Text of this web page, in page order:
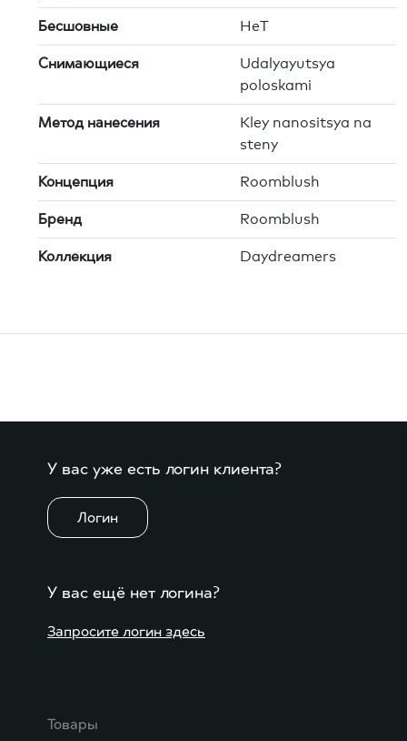
Бесшовные HeT
Снимающиеся
Udalyayutsya
poloskami
Метод нанесения
Kley nanositsya na
steny
Концепция Roomblush
Бренд Roomblush
Коллекция Daydreamers
У вас уже есть логин клиента?
Логин
У вас ещё нет логина?
Запросите логин здесь
Товары